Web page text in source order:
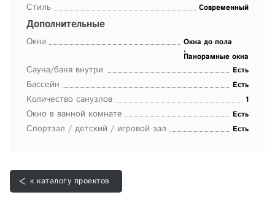
Стиль Современный
Дополнительные
Окна Окна до пола
,
Панорамные окна
Сауна/баня внутри Есть
Бассейн Есть
Количество санузлов 1
Окно в ванной комнате Есть
Спортзал / детский / игровой зал Есть
к каталогу проектов